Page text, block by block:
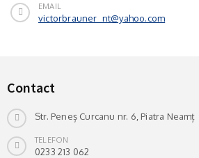
EMAIL
victorbrauner_nt@yahoo.com
Contact
Str. Peneș Curcanu nr. 6, Piatra Neamț
TELEFON
0233 213 062